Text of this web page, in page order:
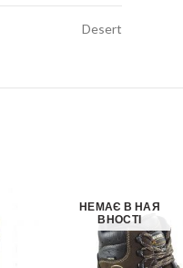
Desert
НЕМАЄ В НАЯ
ВНОСТІ